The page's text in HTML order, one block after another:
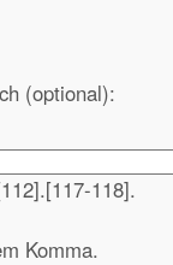
(optional):
118].
Komma.